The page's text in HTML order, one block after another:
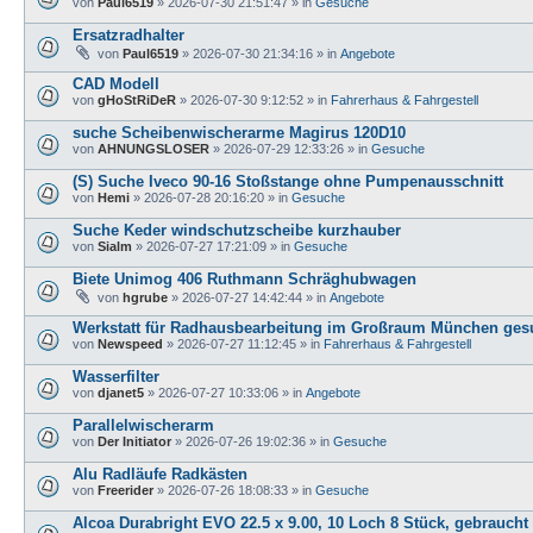
Ersatzradhalter
von Paul6519 » 2026-07-30 21:34:16 » in Angebote
CAD Modell
von gHoStRiDeR » 2026-07-30 9:12:52 » in Fahrerhaus & Fahrgestell
suche Scheibenwischerarme Magirus 120D10
von AHNUNGSLOSER » 2026-07-29 12:33:26 » in Gesuche
(S) Suche Iveco 90-16 Stoßstange ohne Pumpenausschnitt
von Hemi » 2026-07-28 20:16:20 » in Gesuche
Suche Keder windschutzscheibe kurzhauber
von Sialm » 2026-07-27 17:21:09 » in Gesuche
Biete Unimog 406 Ruthmann Schräghubwagen
von hgrube » 2026-07-27 14:42:44 » in Angebote
Werkstatt für Radhausbearbeitung im Großraum München
von Newspeed » 2026-07-27 11:12:45 » in Fahrerhaus & Fahrgestell
Wasserfilter
von djanet5 » 2026-07-27 10:33:06 » in Angebote
Parallelwischerarm
von Der Initiator » 2026-07-26 19:02:36 » in Gesuche
Alu Radläufe Radkästen
von Freerider » 2026-07-26 18:08:33 » in Gesuche
Alcoa Durabright EVO 22.5 x 9.00, 10 Loch 8 Stück, gebraucht